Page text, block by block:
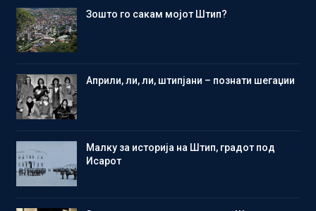
Зошто го сакам мојот Штип?
Aприли, ли, ли, штипјани – познати шегаџии
Малку за историја на Штип, градот под
Исарот